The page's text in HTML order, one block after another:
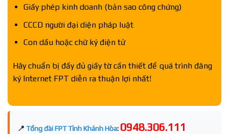
Giấy phép kinh doanh (bản sao công chứng)
CCCD người đại diện pháp luật
Con dấu hoặc chữ ký điện tử
Hãy chuẩn bị đầy đủ giấy tờ cần thiết để quá trình đăng
ký Internet FPT diễn ra thuận lợi nhất!
📍 Tổng đài FPT Tỉnh Khánh Hòa: 0948.306.111